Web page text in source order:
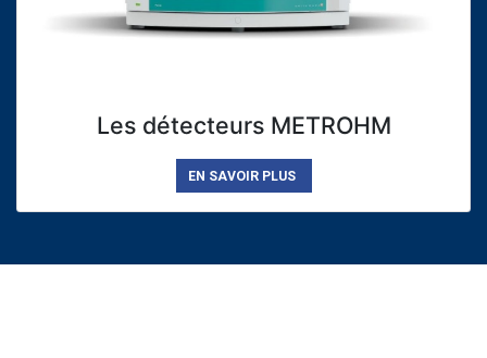
Les détecteurs METROHM
EN SAVOIR PLUS